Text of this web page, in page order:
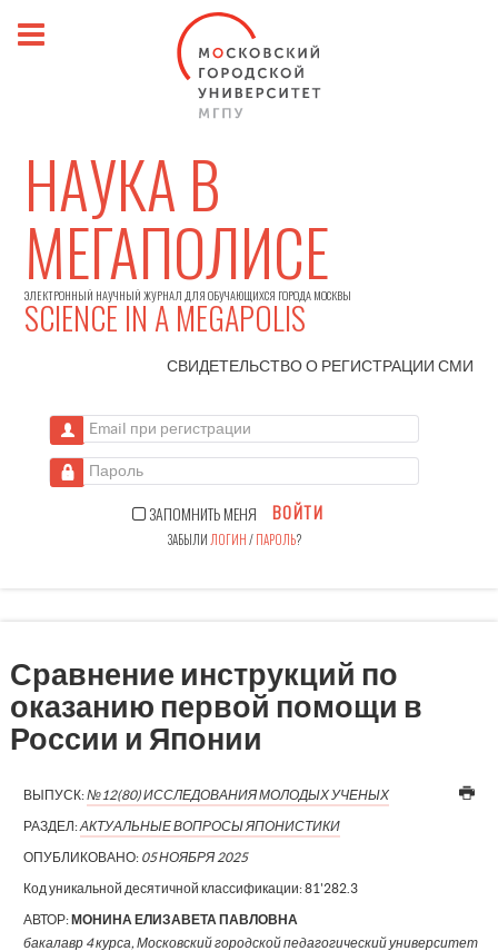
НАУКА В
МЕГАПОЛИСЕ
ЭЛЕКТРОННЫЙ НАУЧНЫЙ ЖУРНАЛ ДЛЯ ОБУЧАЮЩИХСЯ ГОРОДА МОСКВЫ
SCIENCE IN A MEGAPOLIS
СВИДЕТЕЛЬСТВО О РЕГИСТРАЦИИСМИ
Email при регистрации
Пароль
ЗАПОМНИТЬ МЕНЯ ВОЙТИ
ЗАБЫЛИ ЛОГИН/ПАРОЛЬ?
Сравнение инструкций по
оказанию первой помощи в
России и Японии
ВЫПУСК:№12(80) ИССЛЕДОВАНИЯ МОЛОДЫХ УЧЕНЫХ
РАЗДЕЛ:АКТУАЛЬНЫЕ ВОПРОСЫ ЯПОНИСТИКИ
ОПУБЛИКОВАНО: 05 НОЯБРЯ 2025
Код уникальной десятичной классификации:81'282.3
АВТОР:МОНИНА ЕЛИЗАВЕТА ПАВЛОВНА
бакалавр 4 курса, Московский городской педагогический университет